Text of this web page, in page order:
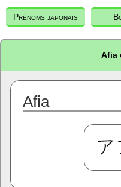
Prénoms japonais
Afia
Afia